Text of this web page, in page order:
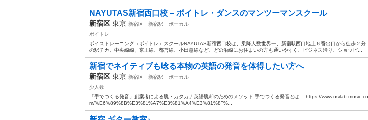
NAYUTAS新宿西口校 – ボイトレ・ダンスのマンツーマンスクール
新宿区 東京 新宿区 新宿駅
ボーカル
ボイトレ
ボイストレーニング（ボイトレ）スクールNAYUTAS新宿西口校は、乗降人数世界一、新宿駅西口地上６番出口から徒歩２分
の駅チカ。中央線線、京王線、都営線、小田急線など、どの沿線にお住まいの方も通いやすく、ビジネス帰り、ショッピ...
新宿でネイティブも唸る本物の英語の発音を体得したい方へ
新宿区 東京 新宿区 新宿駅
ボーカル
少人数
「手でつくる発音」創案者による脱・カタカナ英語脱却のためのメソッド 手でつくる発音とは… https://www.nsilab-music.co
m/%E6%89%8B%E3%81%A7%E3%81%A4%E3%81%8F%...